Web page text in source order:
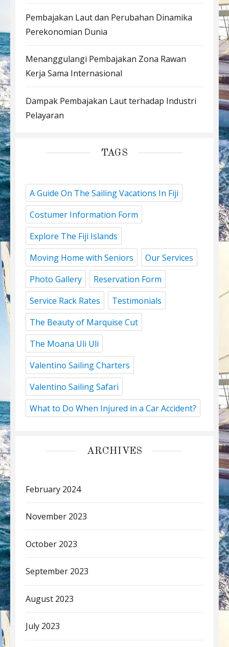
Pembajakan Laut dan Perubahan Dinamika
Perekonomian Dunia
Menanggulangi Pembajakan Zona Rawan
Kerja Sama Internasional
Dampak Pembajakan Laut terhadap Industri
Pelayaran
TAGS
A Guide On The Sailing Vacations In Fiji
Costumer Information Form
Explore The Fiji Islands
Moving Home with Seniors
Our Services
Photo Gallery
Reservation Form
Service Rack Rates
Testimonials
The Beauty of Marquise Cut
The Moana Uli Uli
Valentino Sailing Charters
Valentino Sailing Safari
What to Do When Injured in a Car Accident?
ARCHIVES
February 2024
November 2023
October 2023
September 2023
August 2023
July 2023